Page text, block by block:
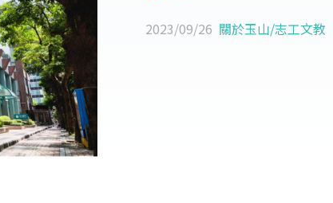
2023/09/26 關於玉山/志工文教